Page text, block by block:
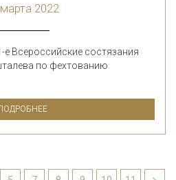
2022
Всероссийские состязания
по фехтованию